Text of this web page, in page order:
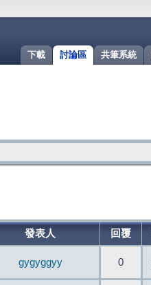
共筆系統
討論區
下載
發表人 回覆
gygyggyy 0